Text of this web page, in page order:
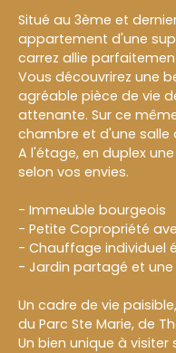
Situé au 3ème et
appartement d'une
carrez allie
Vous découvrirez une
agréable pièce de vie
attenante. Sur ce
chambre et d'une salle
A l'étage, en duplex
selon vos envies.
- Immeuble bourgeois
- Petite Copropriété
- Chauffage individuel
- Jardin partagé et une
Un cadre de vie
du Parc Ste Marie, de
Un bien unique à visiter